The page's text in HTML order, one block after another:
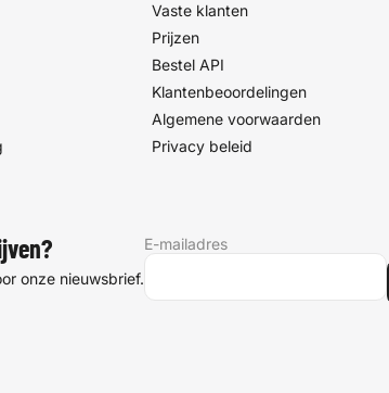
Vaste klanten
Prijzen
Bestel API
Klantenbeoordelingen
Algemene voorwaarden
Privacy beleid
onze nieuwsbrief.
E-mailadres